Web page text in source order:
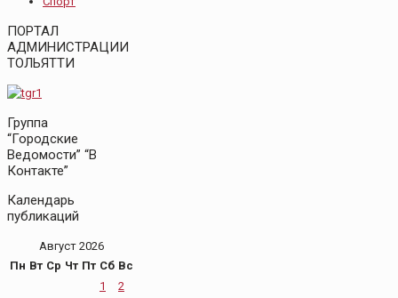
ПОРТАЛ
АДМИНИСТРАЦИИ
ТОЛЬЯТТИ
Группа
“Городские
Ведомости” “В
Контакте”
Календарь
публикаций
Август 2026
Пн Вт Ср Чт Пт Сб Вс
1
2